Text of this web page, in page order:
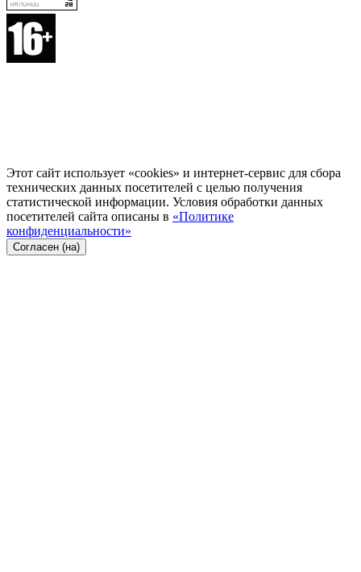
Этот сайт использует «cookies» и интернет-сервис для сбора
технических данных посетителей с целью получения
статистической информации. Условия обработки данных
посетителей сайта описаны в «Политике
конфиденциальности»
Согласен (на)